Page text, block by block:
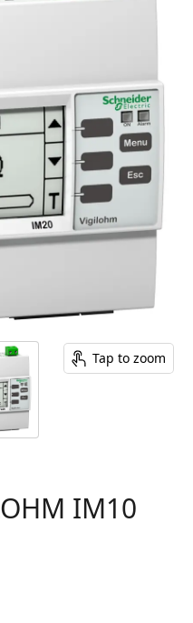
Tap to zoom
IM10